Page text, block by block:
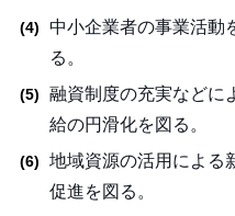
中小企業者の事業活動
る。
融資制度の充実などに
給の円滑化を図る。
地域資源の活用による
促進を図る。